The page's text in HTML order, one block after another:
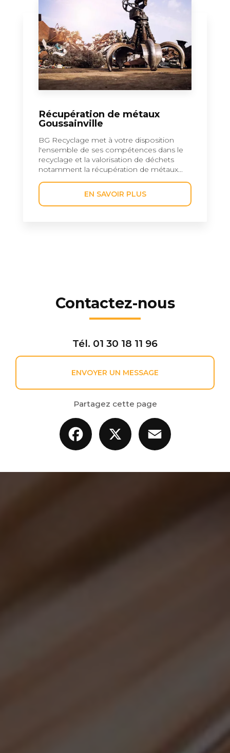
Récupération de métaux
Goussainville
BG Recyclage met à votre disposition
l'ensemble de ses compétences dans le
recyclage et la valorisation de déchets
notamment la récupération de métaux...
EN SAVOIR PLUS
Contactez-nous
Tél. 01 30 18 11 96
ENVOYER UN MESSAGE
Partagez cette page
Facebook